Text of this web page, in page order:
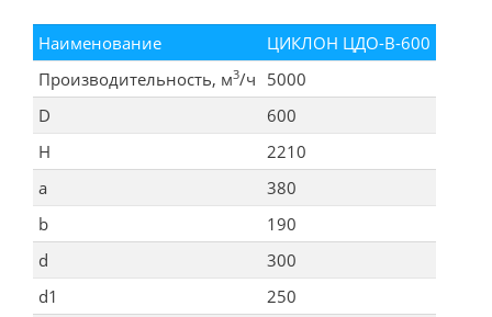
Наименование
ЦИКЛОН ЦДО-В-600
Производительность, м3/ч 5000
D
600
Н
2210
а
380
b
190
d
300
d1
250